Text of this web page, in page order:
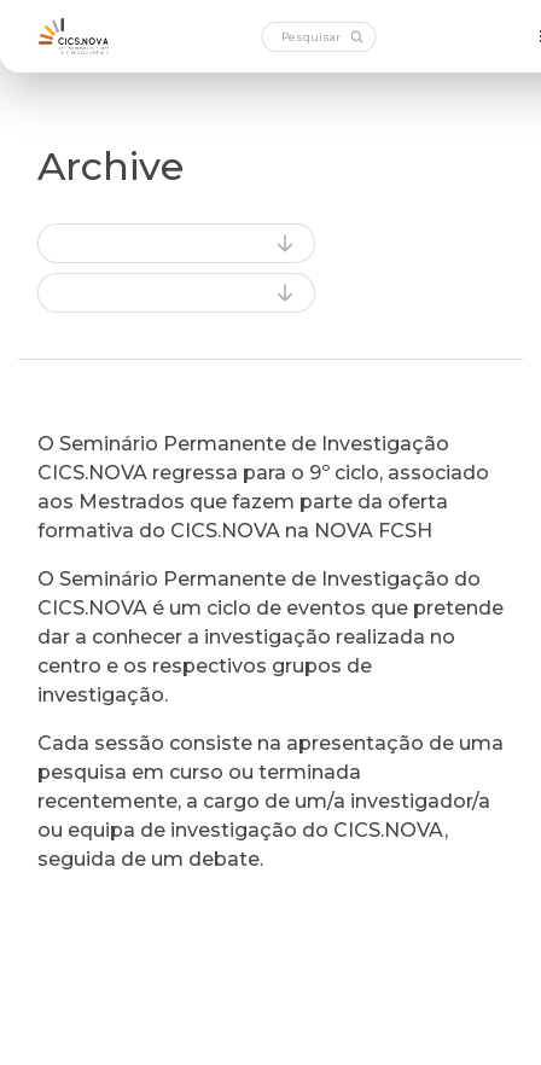
Archive
O Seminário Permanente de Investigação
CICS.NOVA regressa para o 9º ciclo, associado
aos Mestrados que fazem parte da oferta
formativa do CICS.NOVA na NOVA FCSH
O Seminário Permanente de Investigação do
CICS.NOVA é um ciclo de eventos que pretende
dar a conhecer a investigação realizada no
centro e os respectivos grupos de
investigação.
Cada sessão consiste na apresentação de uma
pesquisa em curso ou terminada
recentemente, a cargo de um/a investigador/a
ou equipa de investigação do CICS.NOVA,
seguida de um debate.